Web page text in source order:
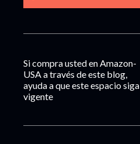
Si compra usted en Amazon-
USA a través de este blog,
ayuda a que este espacio siga
vigente